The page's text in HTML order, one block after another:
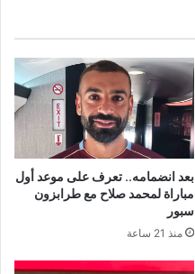
بعد انضمامه.. تعرف على موعد أول
مباراة لمحمد صلاح مع طرابزون
سبور
منذ 21 ساعة